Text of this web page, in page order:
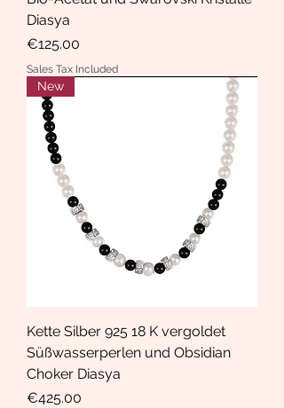
Diasya
Price
€125.00
Sales Tax Included
New
Kette Silber 925 18 K vergoldet
Süßwasserperlen und Obsidian
Choker Diasya
Price
€425.00